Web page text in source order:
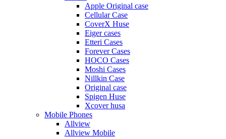
Apple Original case
Cellular Case
CoverX Huse
Eiger cases
Etteri Cases
Forever Cases
HOCO Cases
Moshi Cases
Nillkin Case
Original case
Spigen Huse
Xcover husa
Mobile Phones
Allview
Allview Mobile